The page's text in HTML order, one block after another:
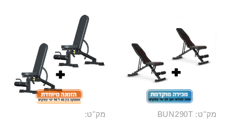
מק"ט: BUN290T
מק"ט: